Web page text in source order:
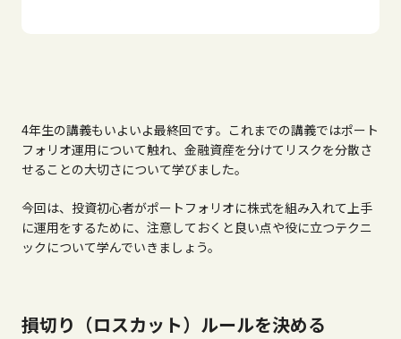
4年生の講義もいよいよ最終回です。これまでの講義ではポート
フォリオ運用について触れ、金融資産を分けてリスクを分散さ
せることの大切さについて学びました。
今回は、投資初心者がポートフォリオに株式を組み入れて上手
に運用をするために、注意しておくと良い点や役に立つテクニ
ックについて学んでいきましょう。
損切り（ロスカット）ルールを決める